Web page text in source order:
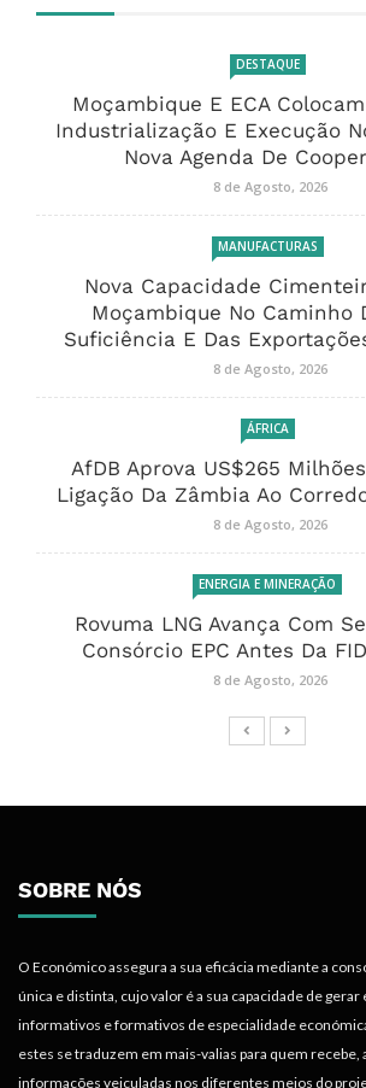
DESTAQUE
Moçambique E ECA
Industrialização E Execução
Nova Agenda De
8 de Agosto, 2026
MANUFACTURAS
Nova Capacidade
Moçambique No Caminho
Suficiência E Das
8 de Agosto, 2026
ÁFRICA
AfDB Aprova US$265
Ligação Da Zâmbia Ao
8 de Agosto, 2026
ENERGIA E MINERAÇÃO
Rovuma LNG Avança Com
Consórcio EPC Antes Da
8 de Agosto, 2026
SOBRE NÓS
O Económico assegura a sua eficácia mediante a
única e distinta, cujo valor é a sua capacidade de
informativos e formativos de especialidade
estes se traduzem em mais-valias para quem recebe,
informações veiculadas nos diferentes meios do